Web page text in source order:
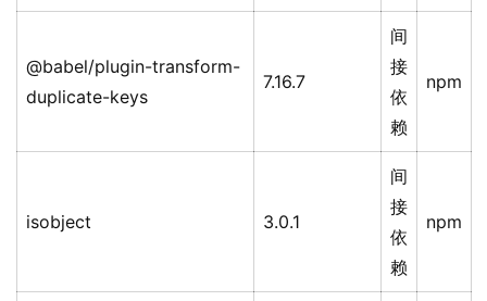
@babel/plugin-transform-
duplicate-keys
7.16.7
间
接
依
赖
npm
isobject 3.0.1
间
接
依
赖
npm